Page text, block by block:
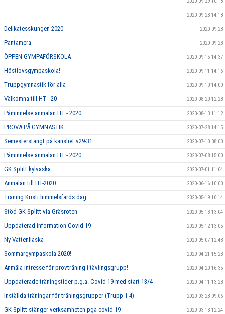
2020-09-28 14:18
Delikatesskungen 2020 2020-09-28
Pantamera 2020-09-28
ÖPPEN GYMPAFÖRSKOLA 2020-09-15 14:37
Höstlovsgympaskola! 2020-09-11 14:16
Truppgymnastik för alla 2020-09-10 14:00
Välkomna till HT - 20 2020-08-20 12:28
Påminnelse anmälan HT - 2020 2020-08-13 11:12
PROVA PÅ GYMNASTIK 2020-07-28 14:15
Semesterstängt på kansliet v29-31 2020-07-10 08:00
Påminnelse anmälan HT - 2020 2020-07-08 15:00
GK Splitt kylväska 2020-07-01 11:04
Anmälan till HT-2020 2020-06-16 10:00
Träning Kristi himmelsfärds dag 2020-05-19 10:14
Stöd GK Splitt via Gräsroten 2020-05-13 13:04
Uppdaterad information Covid-19 2020-05-12 13:05
Ny Vattenflaska 2020-05-07 12:48
Sommargympaskola 2020! 2020-04-21 15:23
Anmäla intresse för provträning i tävlingsgrupp! 2020-04-20 16:35
Uppdaterade träningstider p.g.a. Covid-19 med start 13/4 2020-04-11 13:28
Inställda träningar för träningsgrupper (Trupp 1-4) 2020-03-28 09:06
GK Splitt stänger verksamheten pga covid-19 2020-03-13 12:24